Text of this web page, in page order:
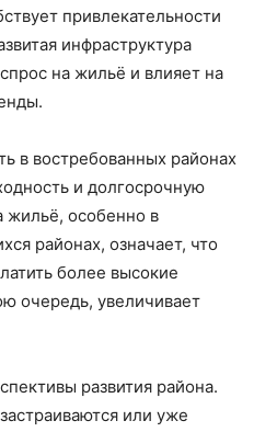
привлекательности
инфраструктура
на жильё и влияет на
в востребованных районах
и долгосрочную
жильё, особенно в
районах, означает, что
более высокие
очередь, увеличивает
развития района.
или уже